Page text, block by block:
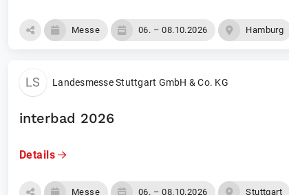
Messe 06. – 08.10.2026 Hamburg
LS Landesmesse Stuttgart GmbH & Co. KG
interbad 2026
Details
Messe 06. – 08.10.2026 Stuttgart